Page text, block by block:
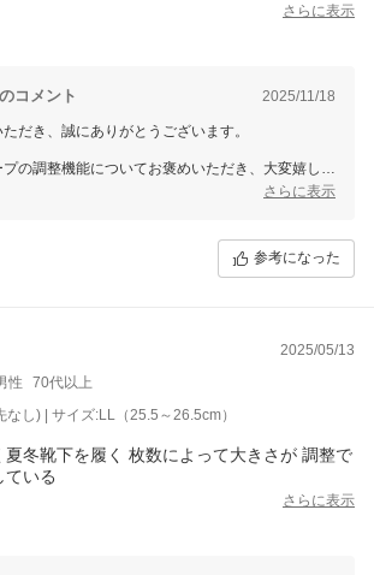
さらに表示
コメント 2025/11/18
だき、誠にありがとうございます。
の調整機能についてお褒めいただき、大変嬉しく
に履ける便利さを実感していただけたこと、私たち
さらに表示
参考になった
2025/05/13
性
70代以上
し) | サイズ:LL（25.5～26.5cm）
夏冬靴下を履く 枚数によって大きさが 調整で
ている
さらに表示